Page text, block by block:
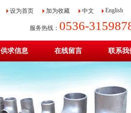
设为首页 加为收藏 中文 English
服务热线： 0536-
供求信息 在线留言 联系我